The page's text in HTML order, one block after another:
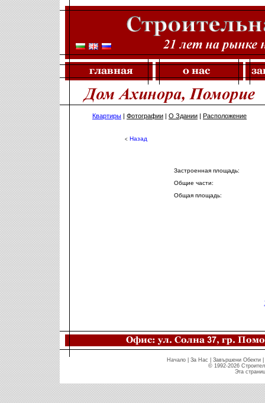
Квартиры | Фотографии | О Здании | Расположение
< Назад
Застроенная площадь:
Общие части:
Общая площадь:
Начало| За Нас Завършени Обекти|
© 1992-2026
Эта